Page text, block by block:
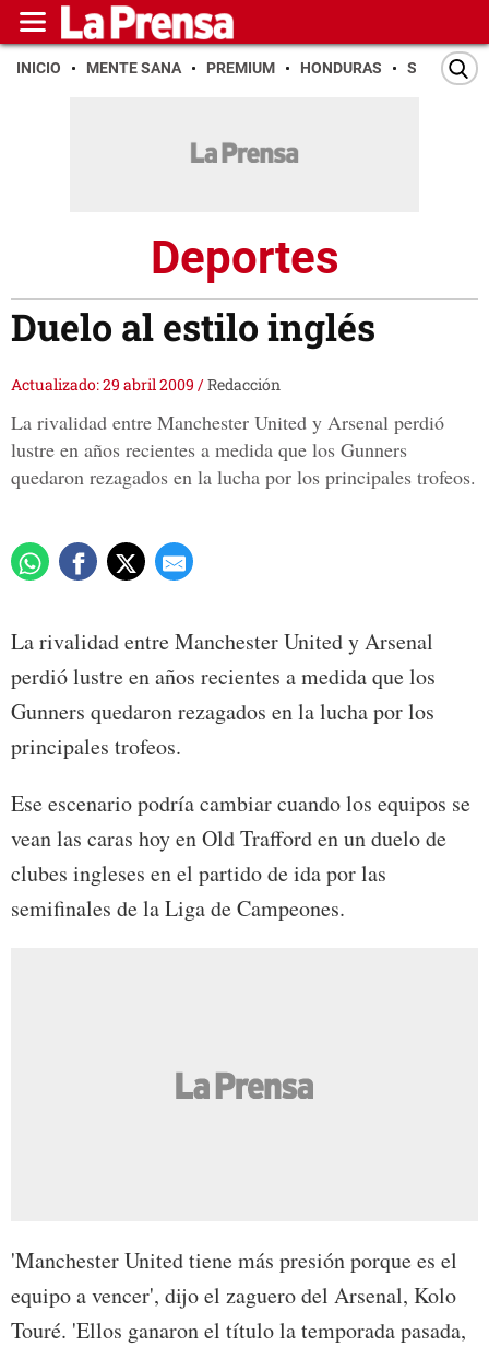
INICIO MENTE SANA PREMIUM HONDURAS SAN PEDRO
Deportes
Duelo al estilo inglés
Actualizado: 29 abril 2009 /Redacción
La rivalidad entre Manchester United y Arsenal perdió
lustre en años recientes a medida que los Gunners
quedaron rezagados en la lucha por los principales trofeos.
La rivalidad entre Manchester United y Arsenal
perdió lustre en años recientes a medida que los
Gunners quedaron rezagados en la lucha por los
principales trofeos.
Ese escenario podría cambiar cuando los equipos se
vean las caras hoy en Old Trafford en un duelo de
clubes ingleses en el partido de ida por las
semifinales de la Liga de Campeones.
'Manchester United tiene más presión porque es el
equipo a vencer', dijo el zaguero del Arsenal, Kolo
Touré. 'Ellos ganaron el título la temporada pasada,